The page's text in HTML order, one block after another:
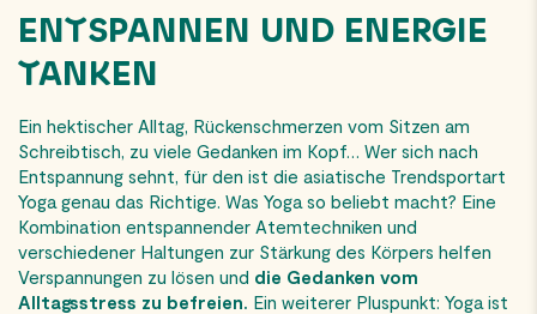
ENTSPANNEN UND ENERGIE
TANKEN
Ein hektischer Alltag, Rückenschmerzen vom Sitzen am
Schreibtisch, zu viele Gedanken im Kopf… Wer sich nach
Entspannung sehnt, für den ist die asiatische Trendsportart
Yoga genau das Richtige. Was Yoga so beliebt macht? Eine
Kombination entspannender Atemtechniken und
verschiedener Haltungen zur Stärkung des Körpers helfen
Verspannungen zu lösen und die Gedanken vom
Alltagsstress zu befreien. Ein weiterer Pluspunkt: Yoga ist